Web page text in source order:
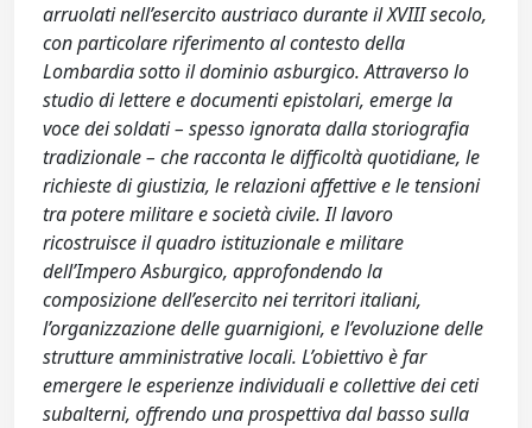
arruolati nell’esercito austriaco durante il XVIII secolo,
con particolare riferimento al contesto della
Lombardia sotto il dominio asburgico. Attraverso lo
studio di lettere e documenti epistolari, emerge la
voce dei soldati – spesso ignorata dalla storiografia
tradizionale – che racconta le difficoltà quotidiane, le
richieste di giustizia, le relazioni affettive e le tensioni
tra potere militare e società civile. Il lavoro
ricostruisce il quadro istituzionale e militare
dell’Impero Asburgico, approfondendo la
composizione dell’esercito nei territori italiani,
l’organizzazione delle guarnigioni, e l’evoluzione delle
strutture amministrative locali. L’obiettivo è far
emergere le esperienze individuali e collettive dei ceti
subalterni, offrendo una prospettiva dal basso sulla